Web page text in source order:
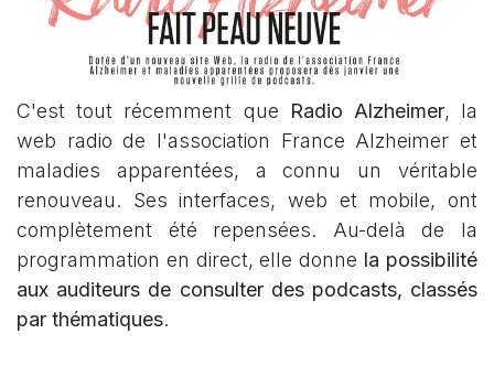
C'est tout récemment que Radio Alzheimer, la
web radio de l'association France Alzheimer et
maladies apparentées, a connu un véritable
renouveau. Ses interfaces, web et mobile, ont
complètement été repensées. Au-delà de la
programmation en direct, elle donne la possibilité
aux auditeurs de consulter des podcasts, classés
par thématiques.